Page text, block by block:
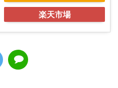
楽天市場